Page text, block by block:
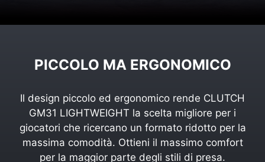
PICCOLO MA ERGONOMICO
Il design piccolo ed ergonomico rende CLUTCH
GM31 LIGHTWEIGHT la scelta migliore per i
giocatori che ricercano un formato ridotto per la
massima comodità. Ottieni il massimo comfort
per la maggior parte degli stili di presa.